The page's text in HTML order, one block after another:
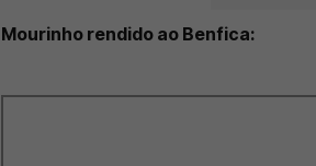
Mourinho rendido ao Benfica: